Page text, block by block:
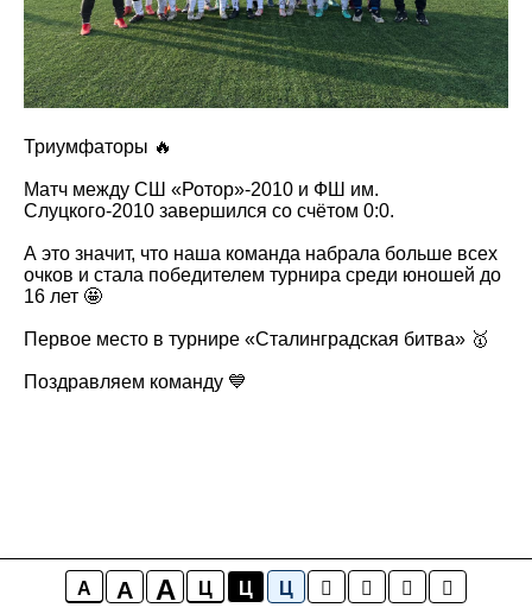
A A A Ц Ц Ц
Триумфаторы 🔥
Матч между СШ «Ротор»-2010 и ФШ им.
Слуцкого-2010 завершился со счётом 0:0.
А это значит, что наша команда набрала больше всех
очков и стала победителем турнира среди юношей до
16 лет 🤩
Первое место в турнире «Сталинградская битва» 🥇
Поздравляем команду 💙